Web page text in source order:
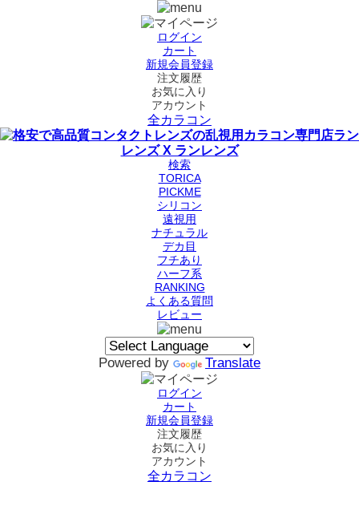
ログイン
カート
新規会員登録
注文履歴
お気に入り
アカウント
全カラコン
検索
TORICA
PICKME
シリコン
遠視用
ナチュラル
デカ目
フチあり
ハーフ系
RANKING
よくある質問
レビュー
Powered by Translate
ログイン
カート
新規会員登録
注文履歴
お気に入り
アカウント
全カラコン